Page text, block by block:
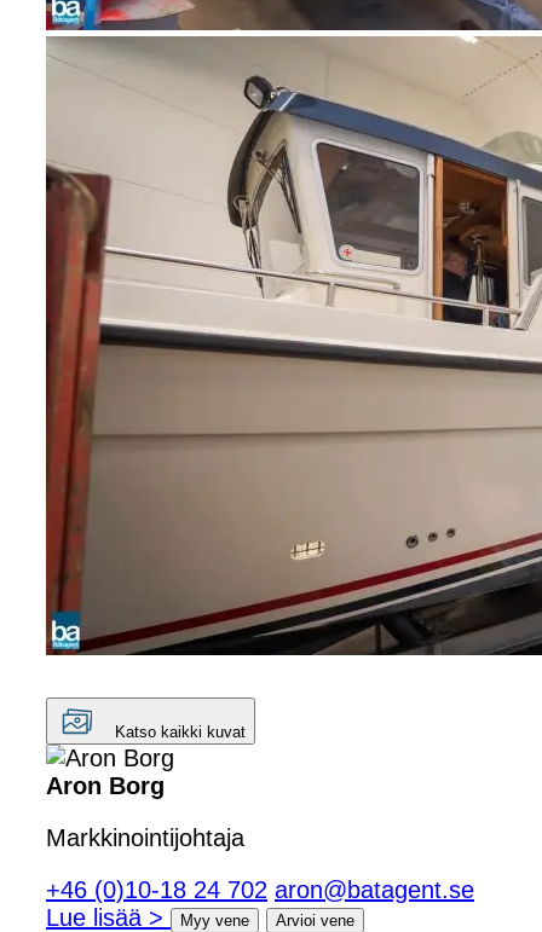
Katso kaikki kuvat
Aron Borg
Markkinointijohtaja
+46 (0)10-18 24 702 aron@batagent.se
Lue lisää >
Myy vene Arvioi vene